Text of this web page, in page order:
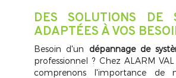
DES SOLUTIONS DE
ADAPTÉES À VOS
Besoin d'un dépannage de
professionnel ? Chez ALARM
comprenons l'importance de